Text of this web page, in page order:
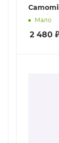
Мало
2 480 ₽